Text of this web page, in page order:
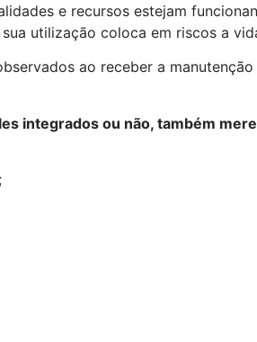
e recursos estejam
utilização coloca em riscos a
ao receber a
integrados ou não, também